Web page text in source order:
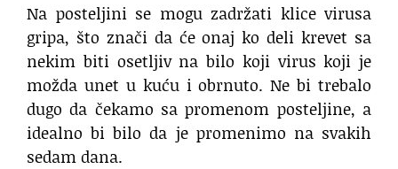
Na posteljini se mogu zadržati klice virusa
gripa, što znači da će onaj ko deli krevet sa
nekim biti osetljiv na bilo koji virus koji je
možda unet u kuću i obrnuto. Ne bi trebalo
dugo da čekamo sa promenom posteljine, a
idealno bi bilo da je promenimo na svakih
sedam dana.